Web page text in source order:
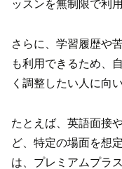
ッスンを無制限で利
さらに、学習履歴や
も利用できるため、
く調整したい人に向
たとえば、英語面接
ど、特定の場面を想
は、プレミアムプラ